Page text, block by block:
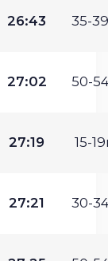
26:43 35-
27:02 50-
27:19 15-
27:21 30-